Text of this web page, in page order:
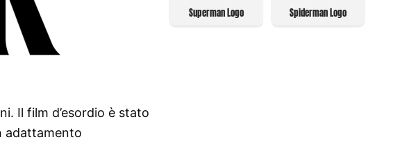
Il film d’esordio è stato
adattamento
Superman Logo Spiderman Logo